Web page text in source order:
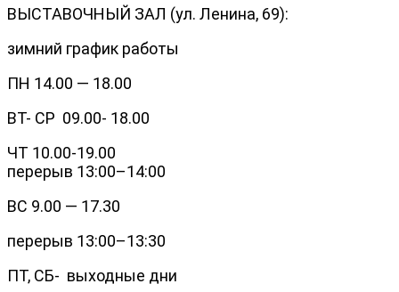
ВЫСТАВОЧНЫЙ ЗАЛ (ул. Ленина, 69):
зимний график работы
ПН 14.00 — 18.00
ВТ- СР 09.00- 18.00
ЧТ 10.00-19.00
перерыв 13:00–14:00
ВС 9.00 — 17.30
перерыв 13:00–13:30
ПТ, СБ- выходные дни